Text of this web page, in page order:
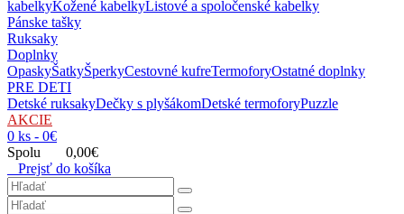
kabelkyKožené kabelkyListové a spoločenské kabelky
Pánske tašky
Ruksaky
Doplnky
OpaskyŠatkyŠperkyCestovné kufreTermoforyOstatné doplnky
PRE DETI
Detské ruksakyDečky s plyšákomDetské termoforyPuzzle
AKCIE
0 ks - 0€
Spolu 0,00€
Prejsť do košíka